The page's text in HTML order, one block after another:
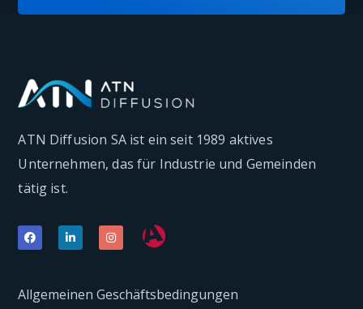
ATN Diffusion SA ist ein seit 1989 aktives
Unternehmen, das für Industrie und Gemeinden
tätig ist.
Allgemeinen Geschäftsbedingungen